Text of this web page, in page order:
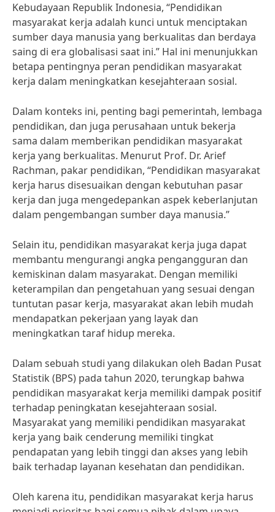
Kebudayaan Republik Indonesia, “Pendidikan
masyarakat kerja adalah kunci untuk menciptakan
sumber daya manusia yang berkualitas dan berdaya
saing di era globalisasi saat ini.” Hal ini menunjukkan
betapa pentingnya peran pendidikan masyarakat
kerja dalam meningkatkan kesejahteraan sosial.
Dalam konteks ini, penting bagi pemerintah, lembaga
pendidikan, dan juga perusahaan untuk bekerja
sama dalam memberikan pendidikan masyarakat
kerja yang berkualitas. Menurut Prof. Dr. Arief
Rachman, pakar pendidikan, “Pendidikan masyarakat
kerja harus disesuaikan dengan kebutuhan pasar
kerja dan juga mengedepankan aspek keberlanjutan
dalam pengembangan sumber daya manusia.”
Selain itu, pendidikan masyarakat kerja juga dapat
membantu mengurangi angka pengangguran dan
kemiskinan dalam masyarakat. Dengan memiliki
keterampilan dan pengetahuan yang sesuai dengan
tuntutan pasar kerja, masyarakat akan lebih mudah
mendapatkan pekerjaan yang layak dan
meningkatkan taraf hidup mereka.
Dalam sebuah studi yang dilakukan oleh Badan Pusat
Statistik (BPS) pada tahun 2020, terungkap bahwa
pendidikan masyarakat kerja memiliki dampak positif
terhadap peningkatan kesejahteraan sosial.
Masyarakat yang memiliki pendidikan masyarakat
kerja yang baik cenderung memiliki tingkat
pendapatan yang lebih tinggi dan akses yang lebih
baik terhadap layanan kesehatan dan pendidikan.
Oleh karena itu, pendidikan masyarakat kerja harus